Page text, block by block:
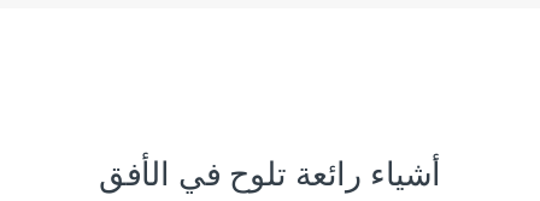
أشياء رائعة تلوح في الأفق